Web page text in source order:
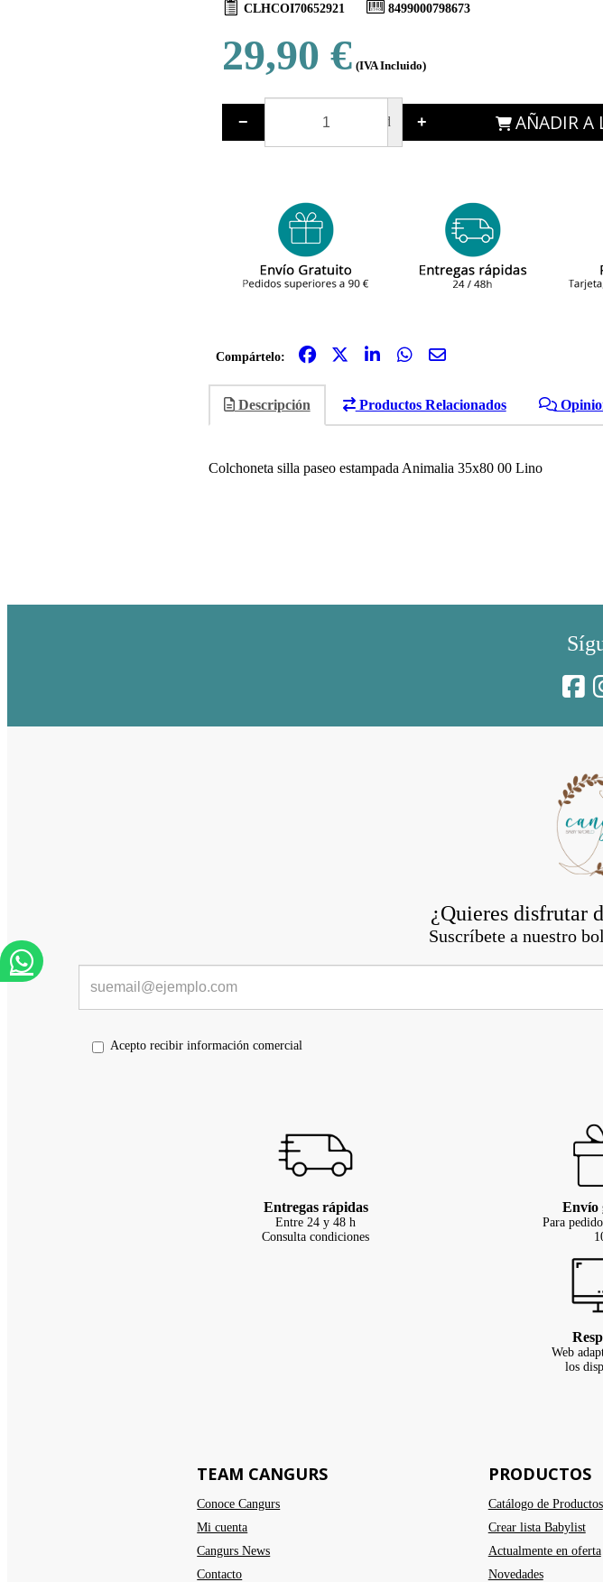
CLHCOI70652921 8499000798673
29,90 € (IVA Incluido)
− ud + AÑADIR A
Compártelo:
Descripción Productos Relacionados
Colchoneta silla paseo estampada Animalia 35x80 00 Lino
¿Quieres disfrutar
Suscríbete a nuestro
Acepto recibir información comercial
Entregas rápidas
Entre 24 y 48 h
Consulta condiciones
Envío
Para
Web
los
TEAM CANGURS
Conoce Cangurs
Mi cuenta
Cangurs News
Contacto
PRODUCTOS
Catálogo de Productos
Crear lista Babylist
Actualmente en oferta
Novedades